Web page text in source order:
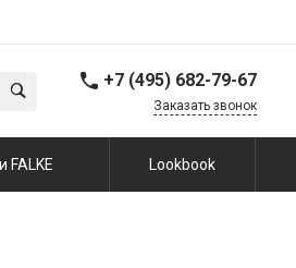
+7 (495) 682-79-67
Заказать звонок
FALKE Lookbook